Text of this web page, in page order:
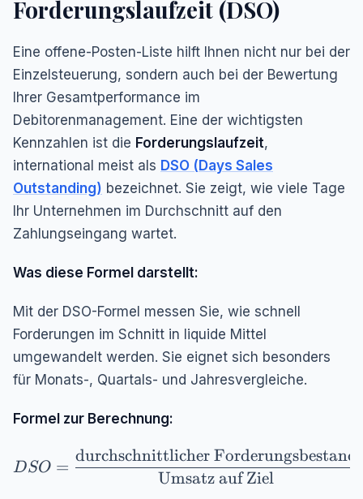
Forderungslaufzeit (DSO)
Eine offene-Posten-Liste hilft Ihnen nicht nur bei der
Einzelsteuerung, sondern auch bei der Bewertung
Ihrer Gesamtperformance im
Debitorenmanagement. Eine der wichtigsten
Kennzahlen ist die Forderungslaufzeit,
international meist als DSO (Days Sales
Outstanding) bezeichnet. Sie zeigt, wie viele Tage
Ihr Unternehmen im Durchschnitt auf den
Zahlungseingang wartet.
Was diese Formel darstellt:
Mit der DSO-Formel messen Sie, wie schnell
Forderungen im Schnitt in liquide Mittel
umgewandelt werden. Sie eignet sich besonders
für Monats-, Quartals- und Jahresvergleiche.
Formel zur Berechnung:
DSO = \frac{\text{durchschnittlicher
DSO =
Umsatz auf Ziel
durchschnittlicher Forderungsbestand